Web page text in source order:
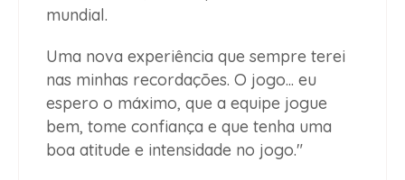
mundial.
Uma nova experiência que sempre terei
nas minhas recordações. O jogo... eu
espero o máximo, que a equipe jogue
bem, tome confiança e que tenha uma
boa atitude e intensidade no jogo."